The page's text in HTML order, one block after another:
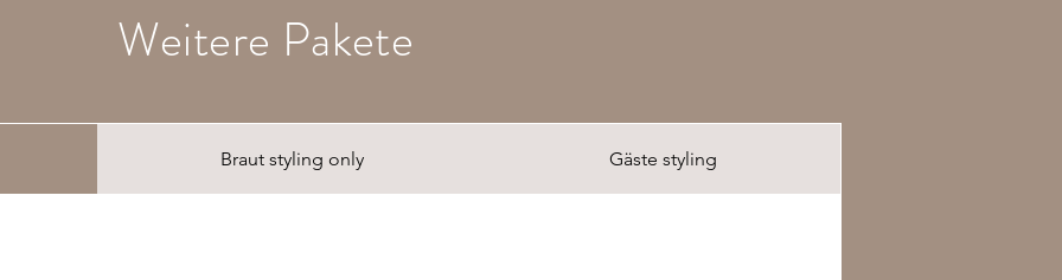
Weitere Pakete
Braut styling only Gäste styling